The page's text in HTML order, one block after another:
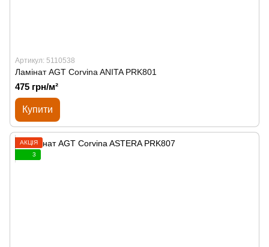
Артикул: 5110538
Ламінат AGT Corvina ANITA PRK801
475 грн/м²
Купити
АКЦІЯ
3